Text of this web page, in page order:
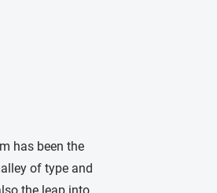
has been the
of type and